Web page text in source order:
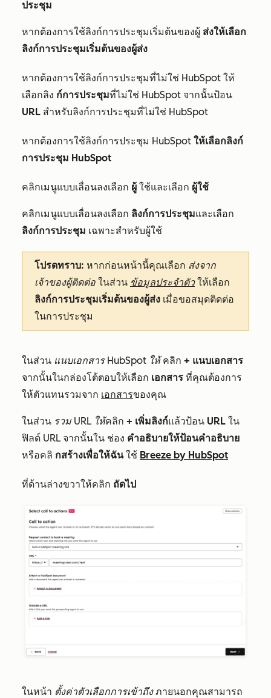
ประชุม
หากต้องการใช้ลิงก์การประชุมเริ่มต้นของผู้ ส่งให้เลือก
ลิงก์การประชุมเริ่มต้นของผู้ส่ง
หากต้องการใช้ลิงก์การประชุมที่ไม่ใช่ HubSpot ให้
เลือกลิง ก์การประชุมที่ไม่ใช่ HubSpot จากนั้นป้อน
URL สำหรับลิงก์การประชุมที่ไม่ใช่ HubSpot
หากต้องการใช้ลิงก์การประชุม HubSpot ให้เลือกลิงก์
การประชุม HubSpot
คลิกเมนูแบบเลื่อนลงเลือก ผู้ ใช้และเลือก ผู้ใช้
คลิกเมนูแบบเลื่อนลงเลือก ลิงก์การประชุมและเลือก
ลิงก์การประชุม เฉพาะสำหรับผู้ใช้
โปรดทราบ: หากก่อนหน้านี้คุณเลือก ส่งจาก
เจ้าของผู้ติดต่อ ในส่วน ข้อมูลประจำตัวให้เลือก
ลิงก์การประชุมเริ่มต้นของผู้ส่ง เมื่อขอสมุดติดต่อ
ในการประชุม
ในส่วน แนบเอกสาร HubSpot ให้คลิก + แนบเอกสาร
จากนั้นในกล่องโต้ตอบให้เลือก เอกสาร ที่คุณต้องการ
ให้ตัวแทนรวมจาก เอกสารของคุณ
ในส่วน รวม URL ให้คลิก + เพิ่มลิงก์แล้วป้อน URL ใน
ฟิลด์ URL จากนั้นใน ช่อง คำอธิบายให้ป้อนคำอธิบาย
หรือคลิ กสร้างเพื่อให้ฉันใช้ Breeze by HubSpot
ที่ด้านล่างขวาให้คลิก ถัดไป
ในหน้า ตั้งค่าตัวเลือกการเข้าถึงภายนอกคุณสามารถ